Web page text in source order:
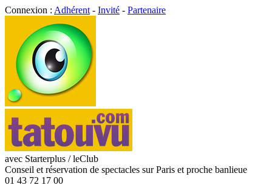
Connexion : Adhérent - Invité - Partenaire
avec Starterplus / leClub
Conseil et réservation de spectacles sur Paris et proche banlieue
01 43 72 17 00